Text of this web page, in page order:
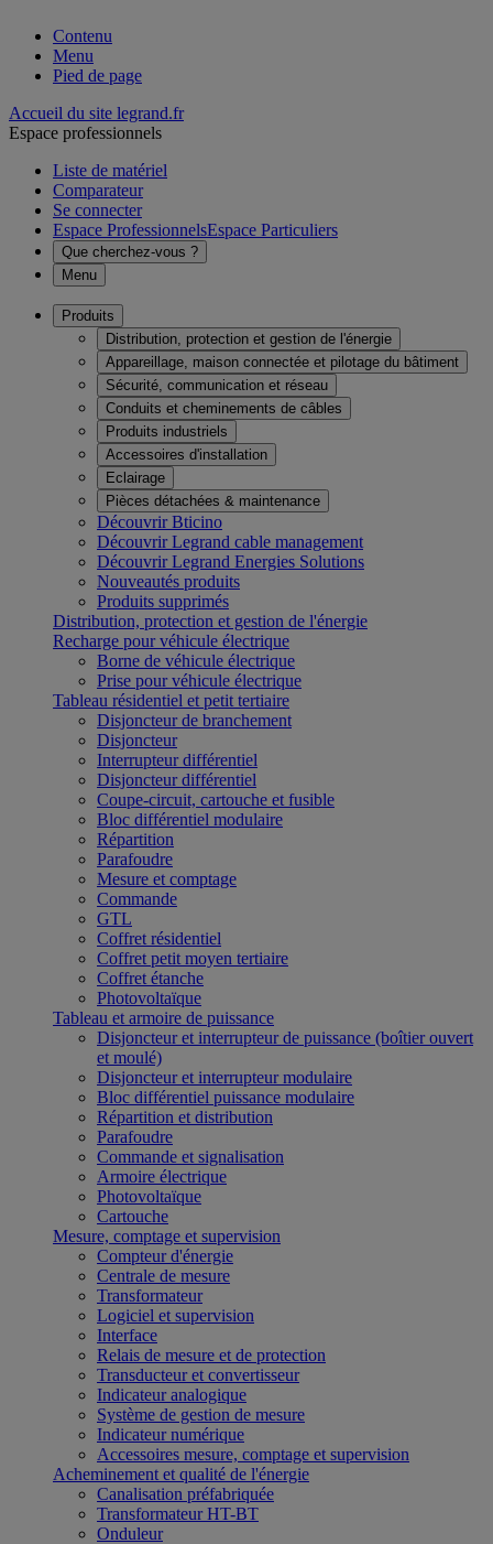
Contenu
Menu
Pied de page
Accueil du site legrand.fr
Espace professionnels
Liste de matériel
Comparateur
Se connecter
Espace ProfessionnelsEspace Particuliers
Que cherchez-vous ?
Menu
Produits
Distribution, protection et gestion de l'énergie
Appareillage, maison connectée et pilotage du bâtiment
Sécurité, communication et réseau
Conduits et cheminements de câbles
Produits industriels
Accessoires d'installation
Eclairage
Pièces détachées & maintenance
Découvrir Bticino
Découvrir Legrand cable management
Découvrir Legrand Energies Solutions
Nouveautés produits
Produits supprimés
Distribution, protection et gestion de l'énergie
Recharge pour véhicule électrique
Borne de véhicule électrique
Prise pour véhicule électrique
Tableau résidentiel et petit tertiaire
Disjoncteur de branchement
Disjoncteur
Interrupteur différentiel
Disjoncteur différentiel
Coupe-circuit, cartouche et fusible
Bloc différentiel modulaire
Répartition
Parafoudre
Mesure et comptage
Commande
GTL
Coffret résidentiel
Coffret petit moyen tertiaire
Coffret étanche
Photovoltaïque
Tableau et armoire de puissance
Disjoncteur et interrupteur de puissance (boîtier ouvert
et moulé)
Disjoncteur et interrupteur modulaire
Bloc différentiel puissance modulaire
Répartition et distribution
Parafoudre
Commande et signalisation
Armoire électrique
Photovoltaïque
Cartouche
Mesure, comptage et supervision
Compteur d'énergie
Centrale de mesure
Transformateur
Logiciel et supervision
Interface
Relais de mesure et de protection
Transducteur et convertisseur
Indicateur analogique
Système de gestion de mesure
Indicateur numérique
Accessoires mesure, comptage et supervision
Acheminement et qualité de l'énergie
Canalisation préfabriquée
Transformateur HT-BT
Onduleur